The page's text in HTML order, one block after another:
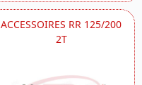
ACCESSOIRES RR 125/200
2T